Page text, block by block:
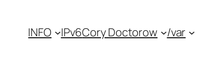
INFO IPv6Cory Doctorow /var